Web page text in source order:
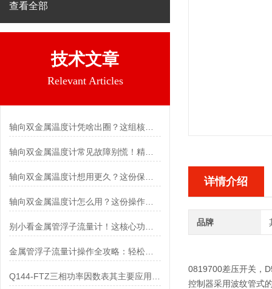
查看全部
技术文章
Relevant Articles
轴向双金属温度计凭啥出圈？这组核心特点给出了答案
轴向双金属温度计常见故障别慌！精准定位，轻松搞定难题
轴向双金属温度计怎么用？这份操作指南，新手也能快速拿捏！
金属管浮子流量计操作全攻略：轻松拿捏，精准掌控每一步！
详情介绍
品牌
0819700差压开关，
控制器采用波纹管式